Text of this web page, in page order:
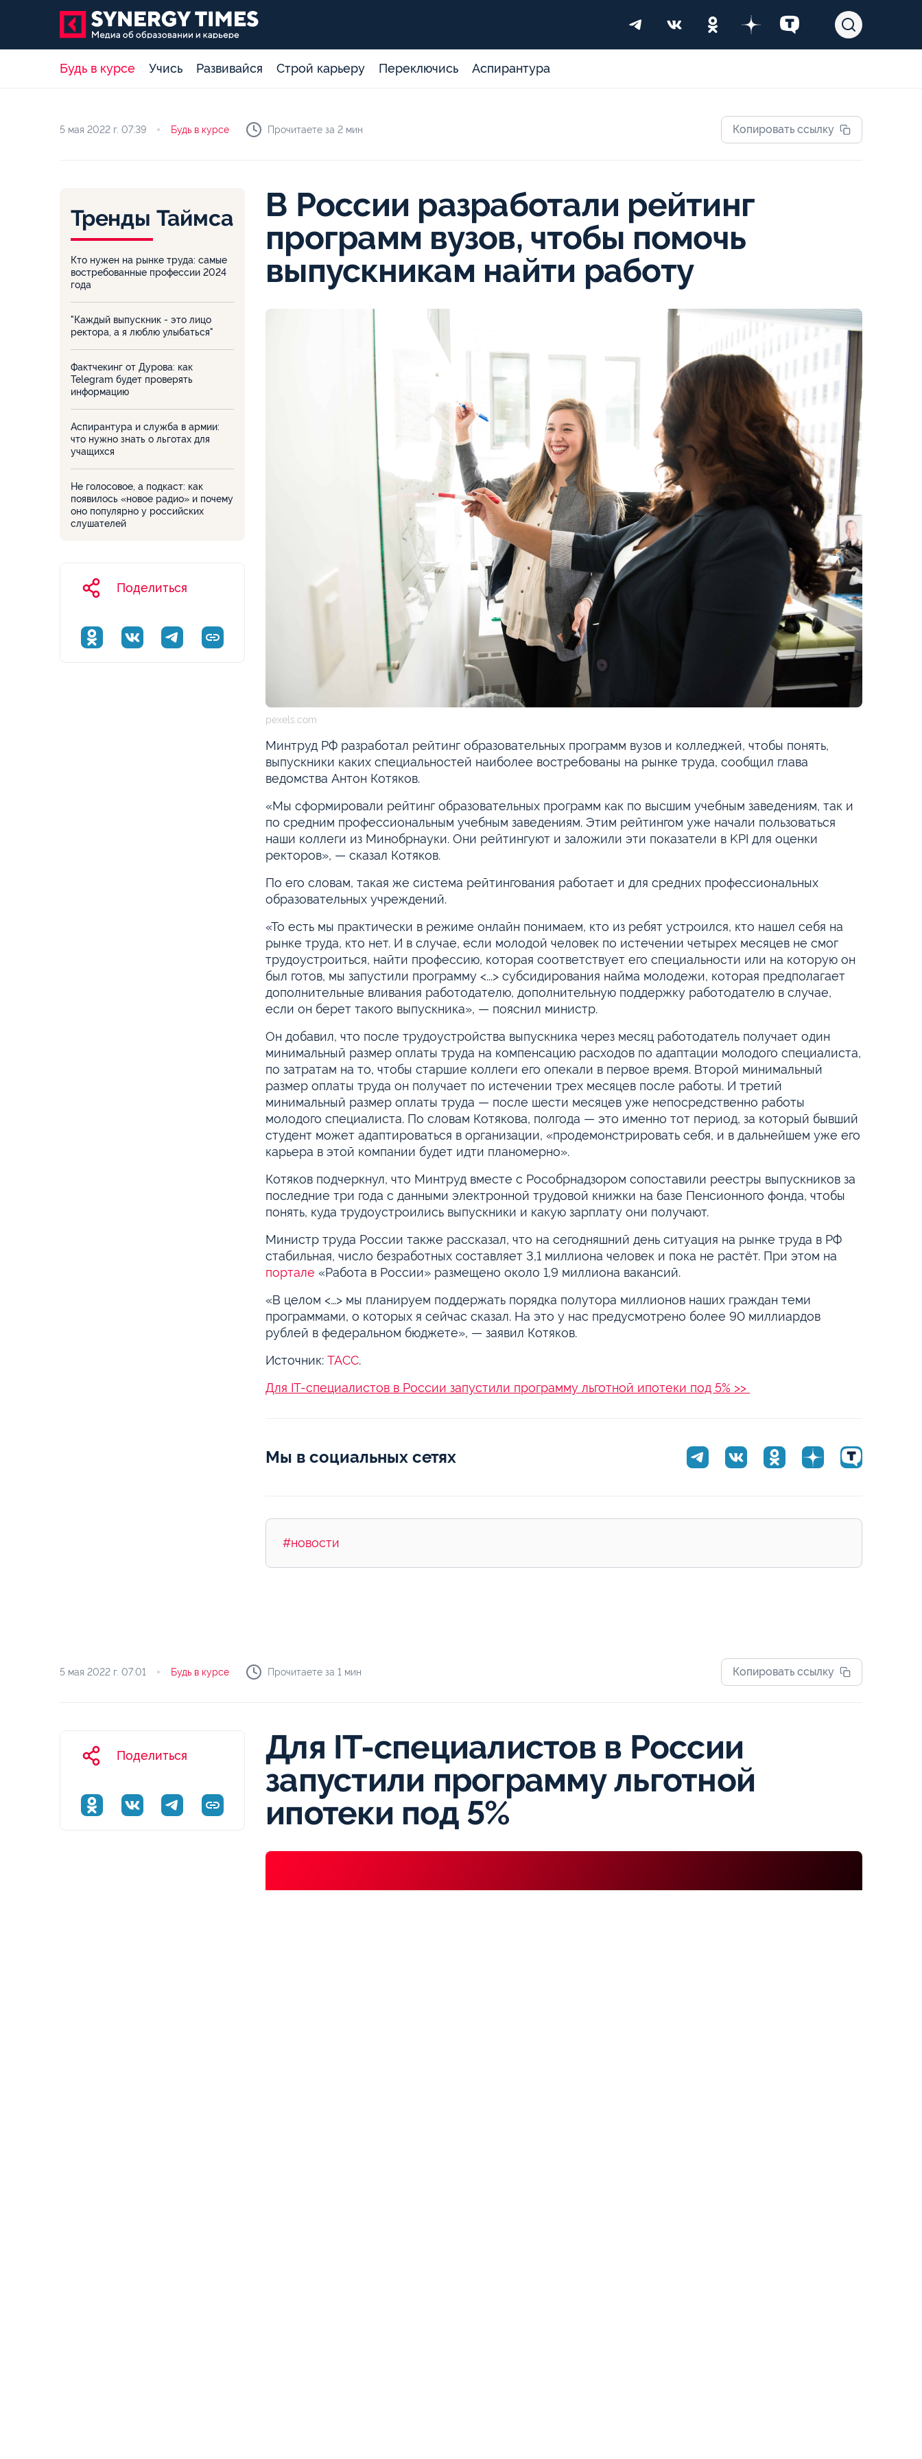
Будь в курсе Учись Развивайся Строй карьеру Переключись Аспирантура
5 мая 2022 г. 07:39 Будь в курсе Прочитаете за 2 мин Копировать ссылку
Тренды Таймса
Кто нужен на рынке труда: самые
востребованные профессии 2024
года
"Каждый выпускник - это лицо
ректора, а я люблю улыбаться"
Фактчекинг от Дурова: как
Telegram будет проверять
информацию
Аспирантура и служба в армии:
что нужно знать о льготах для
учащихся
Не голосовое, а подкаст: как
появилось «новое радио» и почему
оно популярно у российских
слушателей
Поделиться
В России разработали рейтинг
программ вузов, чтобы помочь
выпускникам найти работу
pexels.com
Минтруд РФ разработал рейтинг образовательных программ вузов и колледжей, чтобы понять,
выпускники каких специальностей наиболее востребованы на рынке труда, сообщил глава
ведомства Антон Котяков.
«Мы сформировали рейтинг образовательных программ как по высшим учебным заведениям, так и
по средним профессиональным учебным заведениям. Этим рейтингом уже начали пользоваться
наши коллеги из Минобрнауки. Они рейтингуют и заложили эти показатели в KPI для оценки
ректоров», — сказал Котяков.
По его словам, такая же система рейтингования работает и для средних профессиональных
образовательных учреждений.
«То есть мы практически в режиме онлайн понимаем, кто из ребят устроился, кто нашел себя на
рынке труда, кто нет. И в случае, если молодой человек по истечении четырех месяцев не смог
трудоустроиться, найти профессию, которая соответствует его специальности или на которую он
был готов, мы запустили программу <...> субсидирования найма молодежи, которая предполагает
дополнительные вливания работодателю, дополнительную поддержку работодателю в случае,
если он берет такого выпускника», — пояснил министр.
Он добавил, что после трудоустройства выпускника через месяц работодатель получает один
минимальный размер оплаты труда на компенсацию расходов по адаптации молодого специалиста,
по затратам на то, чтобы старшие коллеги его опекали в первое время. Второй минимальный
размер оплаты труда он получает по истечении трех месяцев после работы. И третий
минимальный размер оплаты труда — после шести месяцев уже непосредственно работы
молодого специалиста. По словам Котякова, полгода — это именно тот период, за который бывший
студент может адаптироваться в организации, «продемонстрировать себя, и в дальнейшем уже его
карьера в этой компании будет идти планомерно».
Котяков подчеркнул, что Минтруд вместе с Рособрнадзором сопоставили реестры выпускников за
последние три года с данными электронной трудовой книжки на базе Пенсионного фонда, чтобы
понять, куда трудоустроились выпускники и какую зарплату они получают.
Министр труда России также рассказал, что на сегодняшний день ситуация на рынке труда в РФ
стабильная, число безработных составляет 3,1 миллиона человек и пока не растёт. При этом на
портале «Работа в России» размещено около 1,9 миллиона вакансий.
«В целом <…> мы планируем поддержать порядка полутора миллионов наших граждан теми
программами, о которых я сейчас сказал. На это у нас предусмотрено более 90 миллиардов
рублей в федеральном бюджете», — заявил Котяков.
Источник: ТАСС.
Для IT-специалистов в России запустили программу льготной ипотеки под 5% >>
Мы в социальных сетях
#новости
5 мая 2022 г. 07:01 Будь в курсе Прочитаете за 1 мин Копировать ссылку
Поделиться
Для IT-специалистов в России
запустили программу льготной
ипотеки под 5%